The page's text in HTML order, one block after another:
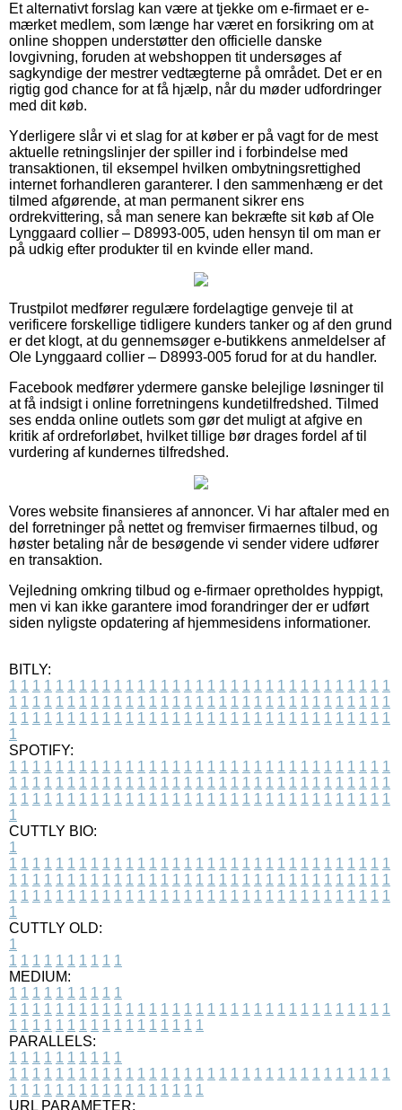
Et alternativt forslag kan være at tjekke om e-firmaet er e-
mærket medlem, som længe har været en forsikring om at
online shoppen understøtter den officielle danske
lovgivning, foruden at webshoppen tit undersøges af
sagkyndige der mestrer vedtægterne på området. Det er en
rigtig god chance for at få hjælp, når du møder udfordringer
med dit køb.
Yderligere slår vi et slag for at køber er på vagt for de mest
aktuelle retningslinjer der spiller ind i forbindelse med
transaktionen, til eksempel hvilken ombytningsrettighed
internet forhandleren garanterer. I den sammenhæng er det
tilmed afgørende, at man permanent sikrer ens
ordrekvittering, så man senere kan bekræfte sit køb af Ole
Lynggaard collier – D8993-005, uden hensyn til om man er
på udkig efter produkter til en kvinde eller mand.
Trustpilot medfører regulære fordelagtige genveje til at
verificere forskellige tidligere kunders tanker og af den grund
er det klogt, at du gennemsøger e-butikkens anmeldelser af
Ole Lynggaard collier – D8993-005 forud for at du handler.
Facebook medfører ydermere ganske belejlige løsninger til
at få indsigt i online forretningens kundetilfredshed. Tilmed
ses endda online outlets som gør det muligt at afgive en
kritik af ordreforløbet, hvilket tillige bør drages fordel af til
vurdering af kundernes tilfredshed.
Vores website finansieres af annoncer. Vi har aftaler med en
del forretninger på nettet og fremviser firmaernes tilbud, og
høster betaling når de besøgende vi sender videre udfører
en transaktion.
Vejledning omkring tilbud og e-firmaer opretholdes hyppigt,
men vi kan ikke garantere imod forandringer der er udført
siden nyligste opdatering af hjemmesidens informationer.
BITLY:
1 1 1 1 1 1 1 1 1 1 1 1 1 1 1 1 1 1 1 1 1 1 1 1 1 1 1 1 1 1 1 1 1
1 1 1 1 1 1 1 1 1 1 1 1 1 1 1 1 1 1 1 1 1 1 1 1 1 1 1 1 1 1 1 1 1
1 1 1 1 1 1 1 1 1 1 1 1 1 1 1 1 1 1 1 1 1 1 1 1 1 1 1 1 1 1 1 1 1
1
SPOTIFY:
1 1 1 1 1 1 1 1 1 1 1 1 1 1 1 1 1 1 1 1 1 1 1 1 1 1 1 1 1 1 1 1 1
1 1 1 1 1 1 1 1 1 1 1 1 1 1 1 1 1 1 1 1 1 1 1 1 1 1 1 1 1 1 1 1 1
1 1 1 1 1 1 1 1 1 1 1 1 1 1 1 1 1 1 1 1 1 1 1 1 1 1 1 1 1 1 1 1 1
1
CUTTLY BIO:
1
1 1 1 1 1 1 1 1 1 1 1 1 1 1 1 1 1 1 1 1 1 1 1 1 1 1 1 1 1 1 1 1 1
1 1 1 1 1 1 1 1 1 1 1 1 1 1 1 1 1 1 1 1 1 1 1 1 1 1 1 1 1 1 1 1 1
1 1 1 1 1 1 1 1 1 1 1 1 1 1 1 1 1 1 1 1 1 1 1 1 1 1 1 1 1 1 1 1 1
1
CUTTLY OLD:
1
1 1 1 1 1 1 1 1 1 1
MEDIUM:
1 1 1 1 1 1 1 1 1 1
1 1 1 1 1 1 1 1 1 1 1 1 1 1 1 1 1 1 1 1 1 1 1 1 1 1 1 1 1 1 1 1 1
1 1 1 1 1 1 1 1 1 1 1 1 1 1 1 1 1
PARALLELS:
1 1 1 1 1 1 1 1 1 1
1 1 1 1 1 1 1 1 1 1 1 1 1 1 1 1 1 1 1 1 1 1 1 1 1 1 1 1 1 1 1 1 1
1 1 1 1 1 1 1 1 1 1 1 1 1 1 1 1 1
URL PARAMETER: